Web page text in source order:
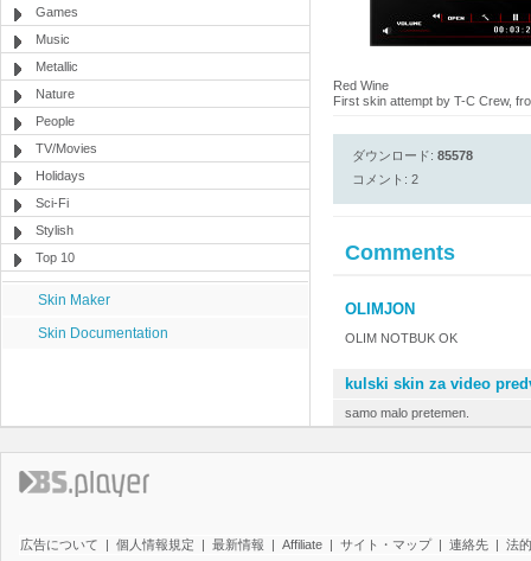
Games
Music
Metallic
Nature
People
TV/Movies
Holidays
Sci-Fi
Stylish
Top 10
Skin Maker
Skin Documentation
Red Wine
First skin attempt by T-C Crew,
ダウンロード: 85578
コメント: 2
Comments
OLIMJON
OLIM NOTBUK OK
kulski skin za video
samo malo pretemen.
広告について | 個人情報規定 | 最新情報 | Affiliate | サイト・マップ | 連絡先 | 法